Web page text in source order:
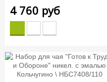
4 760 руб